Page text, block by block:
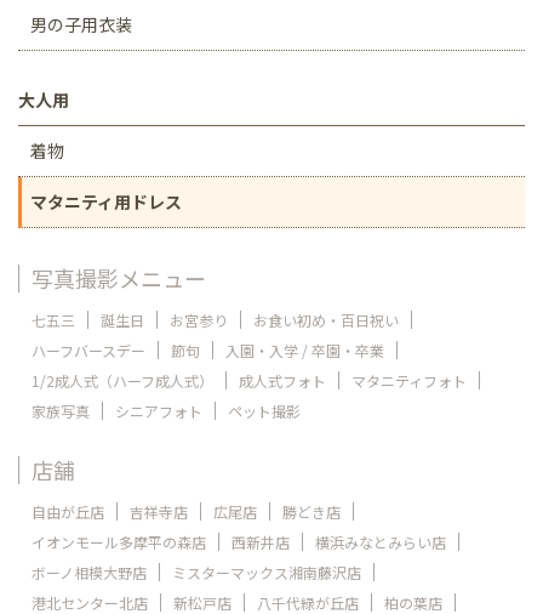
男の子用衣装
大人用
着物
マタニティ用ドレス
写真撮影メニュー
七五三 誕生日 お宮参り
お食い初め・百日祝い
ハーフバースデー
節句
入園・入学 / 卒園・卒業
1/2成人式（ハーフ成人式）
成人式フォト
マタニティフォト
家族写真
シニアフォト ペット撮影
店舗
自由が丘店 吉祥寺店 広尾店
勝どき店
イオンモール多摩平の森店
西新井店
横浜みなとみらい店
ボーノ相模大野店
ミスターマックス湘南藤沢店
港北センター北店
新松戸店 八千代緑が丘店
柏の葉店